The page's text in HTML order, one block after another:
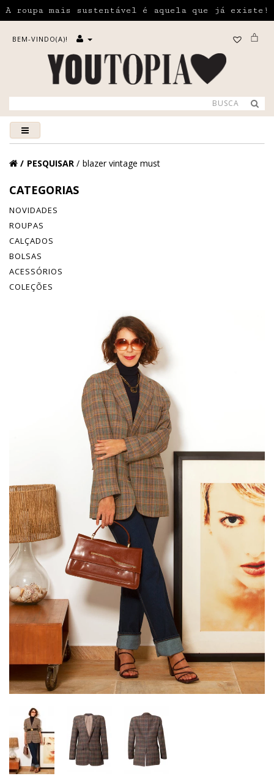
A roupa mais sustentável é aquela que já existe!
BEM-VINDO(A)!
PESQUISAR blazer vintage must
CATEGORIAS
NOVIDADES
ROUPAS
CALÇADOS
BOLSAS
ACESSÓRIOS
COLEÇÕES